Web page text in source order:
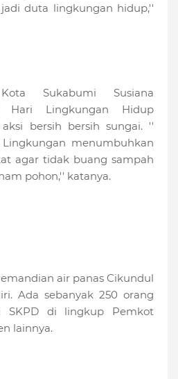
duta lingkungan hidup,''
Sukabumi Susiana
Hari Lingkungan Hidup
bersih bersih sungai. ''
menumbuhkan
agar tidak buang sampah
pohon,'' katanya.
air panas Cikundul
Ada sebanyak 250 orang
SKPD di lingkup Pemkot
lainnya.